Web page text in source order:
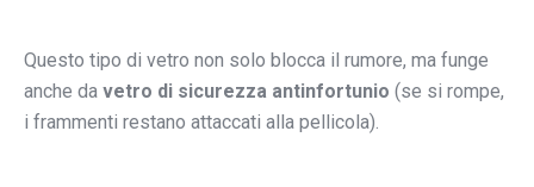
Questo tipo di vetro non solo blocca il rumore, ma funge
anche da vetro di sicurezza antinfortunio (se si rompe,
i frammenti restano attaccati alla pellicola).